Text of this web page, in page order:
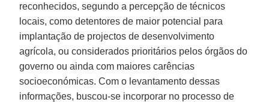
reconhecidos, segundo a percepção de técnicos
locais, como detentores de maior potencial para
implantação de projectos de desenvolvimento
agrícola, ou considerados prioritários pelos órgãos do
governo ou ainda com maiores carências
socioeconómicas. Com o levantamento dessas
informações, buscou-se incorporar no processo de